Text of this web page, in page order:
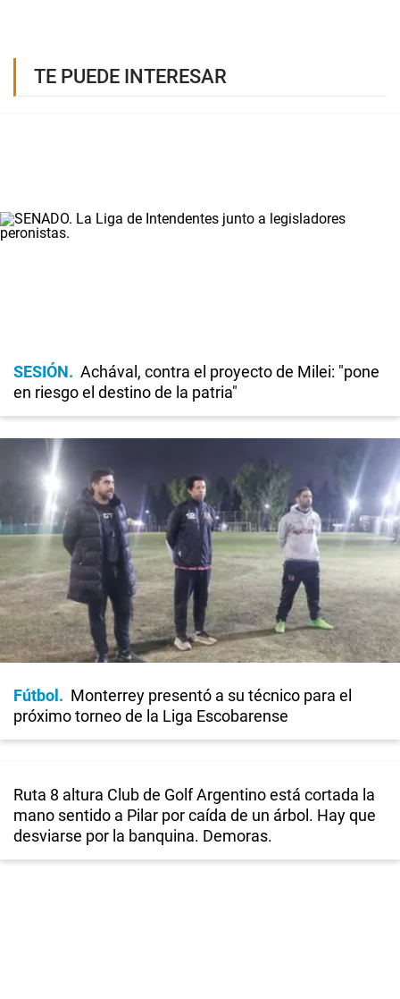
TE PUEDE INTERESAR
SESIÓN
Achával, contra el proyecto de Milei: "pone
en riesgo el destino de la patria"
Fútbol
Monterrey presentó a su técnico para el
próximo torneo de la Liga Escobarense
Ruta 8 altura Club de Golf Argentino está cortada la
mano sentido a Pilar por caída de un árbol. Hay que
desviarse por la banquina. Demoras.